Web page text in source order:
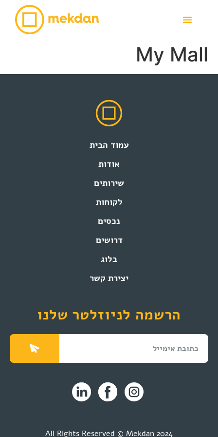
My Mall
עמוד הבית
אודות
שירותים
לקוחות
נכסים
דרושים
בלוג
יצירת קשר
הרשמה לניוזלטר שלנו
All Rights Reserved © Mekdan 2024